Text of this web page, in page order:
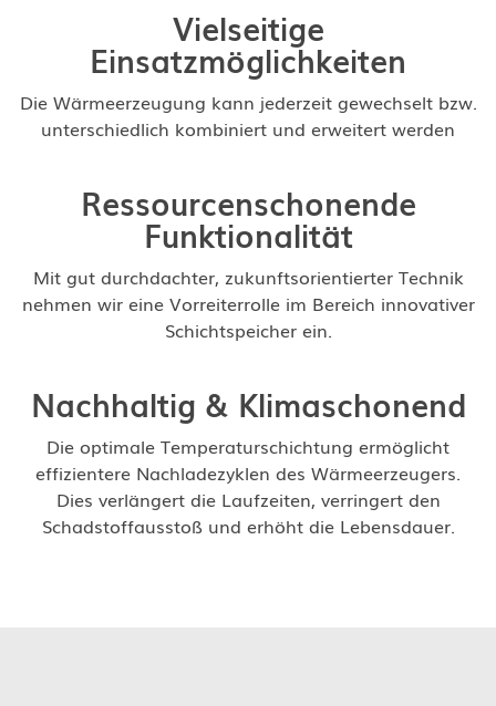
Vielseitige
Einsatzmöglichkeiten
Die Wärmeerzeugung kann jederzeit gewechselt bzw.
unterschiedlich kombiniert und erweitert werden
Ressourcenschonende
Funktionalität
Mit gut durchdachter, zukunftsorientierter Technik
nehmen wir eine Vorreiterrolle im Bereich innovativer
Schichtspeicher ein.
Nachhaltig & Klimaschonend
Die optimale Temperaturschichtung ermöglicht
effizientere Nachladezyklen des Wärmeerzeugers.
Dies verlängert die Laufzeiten, verringert den
Schadstoffausstoß und erhöht die Lebensdauer.